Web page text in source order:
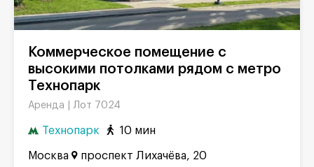
Коммерческое помещение с
высокими потолками рядом с метро
Технопарк
Аренда | Лот 7024
Технопарк 10 мин
Москва проспект Лихачёва, 20